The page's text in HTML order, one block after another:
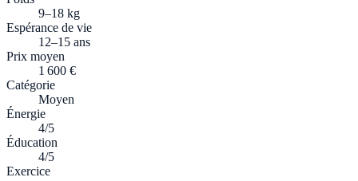
9–18 kg
Espérance de vie
12–15 ans
Prix moyen
1 600 €
Catégorie
Moyen
Énergie
4/5
Éducation
4/5
Exercice